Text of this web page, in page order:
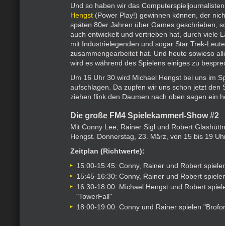
Und so haben wir das
Hengst (Power Play!) gewinnen können, der
späten 80er Jahren über Games geschrieben,
auch entwickelt und vertrieben hat, durch viele
mit Industrielegenden und sogar Star Trek-
zusammengearbeitet hat. Und heute sowieso
wird es während des Spielens einiges zu
Um 16 Uhr 30 wird Michael Hengst bei uns im
aufschlagen. Da zupfen wir uns schon jetzt den
ziehen flink den Daumen nach oben sagen ein
Die große FM4 Spielekammerl-Show #2
Mit Conny Lee, Rainer Sigl und Robert
Hengst. Donnerstag, 23. März, von 15 bis 19
Zeitplan (Richtwerte):
15:00-15:45: Conny, Rainer und Robert
15:45-16:30: Conny, Rainer und Robert
16:30-18:00: Michael Hengst und Robert
"TowerFall"
18:00-19:00: Conny und Rainer spielen